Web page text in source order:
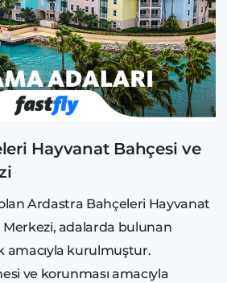
Hayvanat Bahçesi ve
olan Ardastra Bahçeleri Hayvanat
adalarda bulunan
amacıyla kurulmuştur.
ve korunması amacıyla